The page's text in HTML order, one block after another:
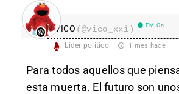
VICO (@vico_xxi) EM On
Líder político 1 mes hace
Para todos aquellos que
esta muerta. El futuro son